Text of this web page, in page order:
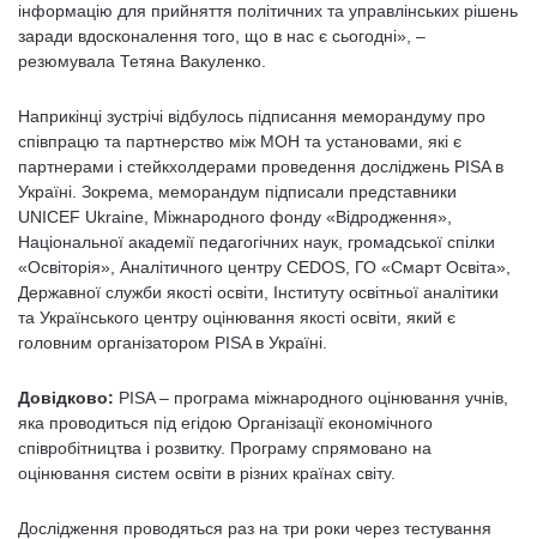
інформацію для прийняття політичних та управлінських рішень
заради вдосконалення того, що в нас є сьогодні», –
резюмувала Тетяна Вакуленко.
Наприкінці зустрічі відбулось підписання меморандуму про
співпрацю та партнерство між МОН та установами, які є
партнерами і стейкхолдерами проведення досліджень PISA в
Україні. Зокрема, меморандум підписали представники
UNICEF Ukraine, Міжнародного фонду «Відродження»,
Національної академії педагогічних наук, громадської спілки
«Освіторія», Аналітичного центру CEDOS, ГО «Смарт Освіта»,
Державної служби якості освіти, Інституту освітньої аналітики
та Українського центру оцінювання якості освіти, який є
головним організатором PISA в Україні.
Довідково: PISA – програма міжнародного оцінювання учнів,
яка проводиться під егідою Організації економічного
співробітництва і розвитку. Програму спрямовано на
оцінювання систем освіти в різних країнах світу.
Дослідження проводяться раз на три роки через тестування